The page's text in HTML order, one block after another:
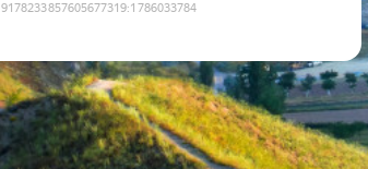
9178233857605677319:1786033784